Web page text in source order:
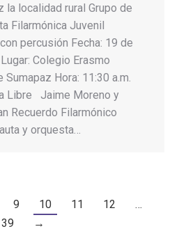
la localidad rural Grupo de
Filarmónica Juvenil
percusión Fecha: 19 de
Colegio Erasmo
Hora: 11:30 a.m.
Libre Jaime Moreno y
Recuerdo Filarmónico
y orquesta…
9 10 11 12
…
39
→